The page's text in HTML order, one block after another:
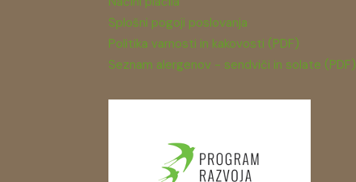
Splošni pogoji poslovanja
Politika varnosti in kakovosti (PDF)
Seznam alergenov - sendviči in solate (PDF)